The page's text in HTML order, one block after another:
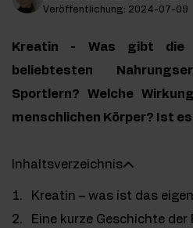
Veröffentlichung: 2024-07-09
Kreatin - Was gibt die
beliebtesten
Sportlern? Welche
menschlichen Körper? Ist
Inhaltsverzeichnis
Kreatin – was ist das
Eine kurze Geschichte der